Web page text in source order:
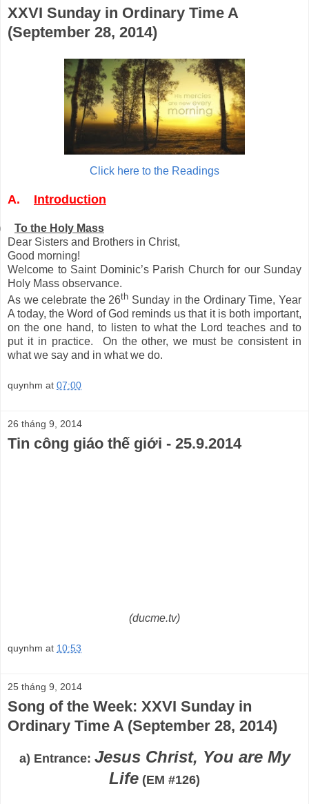
XXVI Sunday in Ordinary Time A
(September 28, 2014)
Click here to the Readings
A. Introduction
To the Holy Mass
Dear Sisters and Brothers in Christ,
Good morning!
Welcome to Saint Dominic’s Parish Church for our Sunday
Holy Mass observance.
As we celebrate the 26th Sunday in the Ordinary Time, Year
A today, the Word of God reminds us that it is both important,
on the one hand, to listen to what the Lord teaches and to
put it in practice. On the other, we must be consistent in
what we say and in what we do.
quynhm at 07:00
26 tháng 9, 2014
Tin công giáo thế giới - 25.9.2014
(ducme.tv)
quynhm at 10:53
25 tháng 9, 2014
Song of the Week: XXVI Sunday in
Ordinary Time A (September 28, 2014)
a) Entrance: Jesus Christ, You are My
Life (EM #126)